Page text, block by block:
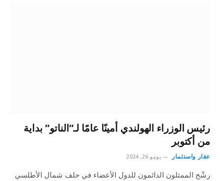
رئيس الوزراء الهولندي أمينًا عامًا لـ”الناتو” بداية
من أكتوبر
عقار واستثمار يونيو 26, 2024
رشّح الممثلون الدائمون للدول الأعضاء في حلف شمال الأطلسي